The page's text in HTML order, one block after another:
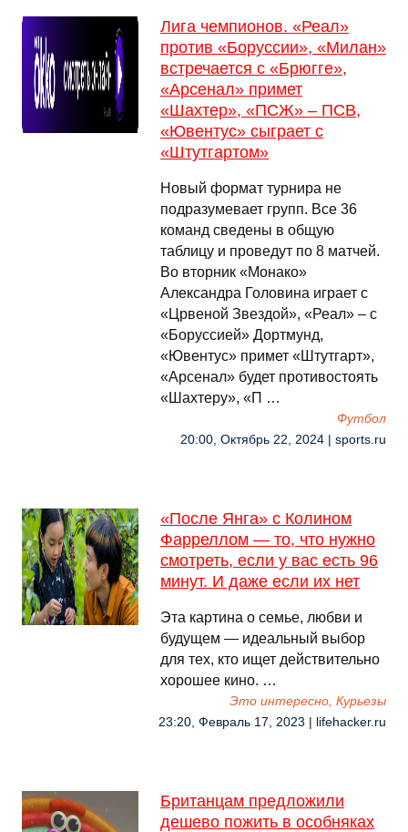
Лига чемпионов. «Реал»
против «Боруссии», «Милан»
встречается с «Брюгге»,
«Арсенал» примет
«Шахтер», «ПСЖ» – ПСВ,
«Ювентус» сыграет с
«Штутгартом»
Новый формат турнира не
подразумевает групп. Все 36
команд сведены в общую
таблицу и проведут по 8 матчей.
Во вторник «Монако»
Александра Головина играет с
«Црвеной Звездой», «Реал» – с
«Боруссией» Дортмунд,
«Ювентус» примет «Штутгарт»,
«Арсенал» будет противостоять
«Шахтеру», «П …
Футбол
20:00, Октябрь 22, 2024 | sports.ru
«После Янга» с Колином
Фарреллом — то, что нужно
смотреть, если у вас есть 96
минут. И даже если их нет
Эта картина о семье, любви и
будущем — идеальный выбор
для тех, кто ищет действительно
хорошее кино. …
Это интересно, Курьезы
23:20, Февраль 17, 2023 | lifehacker.ru
Британцам предложили
дешево пожить в особняках